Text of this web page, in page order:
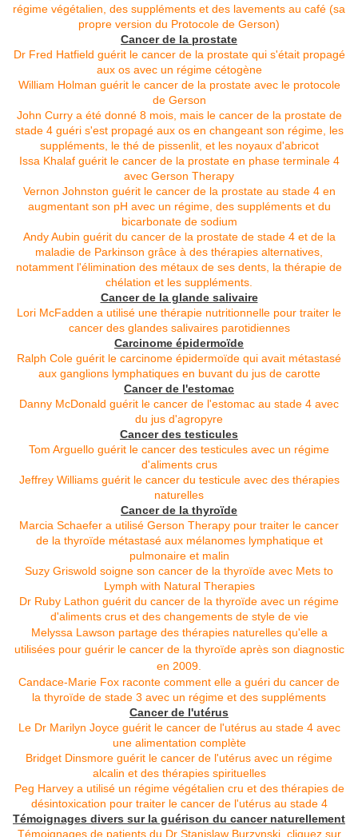
régime végétalien, des suppléments et des lavements au café (sa
propre version du Protocole de Gerson)
Cancer de la prostate
Dr Fred Hatfield guérit le cancer de la prostate qui s'était propagé
aux os avec un régime cétogène
William Holman guérit le cancer de la prostate avec le protocole
de Gerson
John Curry a été donné 8 mois, mais le cancer de la prostate de
stade 4 guéri s'est propagé aux os en changeant son régime, les
suppléments, le thé de pissenlit, et les noyaux d'abricot
Issa Khalaf guérit le cancer de la prostate en phase terminale 4
avec Gerson Therapy
Vernon Johnston guérit le cancer de la prostate au stade 4 en
augmentant son pH avec un régime, des suppléments et du
bicarbonate de sodium
Andy Aubin guérit du cancer de la prostate de stade 4 et de la
maladie de Parkinson grâce à des thérapies alternatives,
notamment l'élimination des métaux de ses dents, la thérapie de
chélation et les suppléments.
Cancer de la glande salivaire
Lori McFadden a utilisé une thérapie nutritionnelle pour traiter le
cancer des glandes salivaires parotidiennes
Carcinome épidermoïde
Ralph Cole guérit le carcinome épidermoïde qui avait métastasé
aux ganglions lymphatiques en buvant du jus de carotte
Cancer de l'estomac
Danny McDonald guérit le cancer de l'estomac au stade 4 avec
du jus d'agropyre
Cancer des testicules
Tom Arguello guérit le cancer des testicules avec un régime
d'aliments crus
Jeffrey Williams guérit le cancer du testicule avec des thérapies
naturelles
Cancer de la thyroïde
Marcia Schaefer a utilisé Gerson Therapy pour traiter le cancer
de la thyroïde métastasé aux mélanomes lymphatique et
pulmonaire et malin
Suzy Griswold soigne son cancer de la thyroïde avec Mets to
Lymph with Natural Therapies
Dr Ruby Lathon guérit du cancer de la thyroïde avec un régime
d'aliments crus et des changements de style de vie
Melyssa Lawson partage des thérapies naturelles qu'elle a
utilisées pour guérir le cancer de la thyroïde après son diagnostic
en 2009.
Candace-Marie Fox raconte comment elle a guéri du cancer de
la thyroïde de stade 3 avec un régime et des suppléments
Cancer de l'utérus
Le Dr Marilyn Joyce guérit le cancer de l'utérus au stade 4 avec
une alimentation complète
Bridget Dinsmore guérit le cancer de l'utérus avec un régime
alcalin et des thérapies spirituelles
Peg Harvey a utilisé un régime végétalien cru et des thérapies de
désintoxication pour traiter le cancer de l'utérus au stade 4
Témoignages divers sur la guérison du cancer naturellement
Témoignages de patients du Dr Stanislaw Burzynski, cliquez sur